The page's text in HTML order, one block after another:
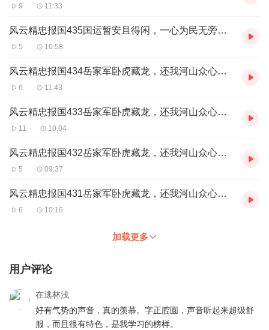
创作团队：
北冥先生简介：指导和监制的历史军事类专辑《汉家四百年》已上
架
展现。非著名演诵家，非著名男一号演员非著名执行导演、非著名
节目主持人。生活本就是一出连续剧，而你就是主角！无论你是
谁？向左，＂北冥先生＂带你演绎完美人生！向右，声音创作更将
使你生活富足！
寻慧说书 演播2 旁白、女角色
生肖虎（第六个本命年），从心所欲不逾矩之演播菜鸟一枚。
9 11:33
风云精忠报国435国运暂安且得闲，一心为民无旁骛（1）
5 10:58
风云精忠报国434岳家军卧虎藏龙，还我河山众心齐（7）
6 11:43
风云精忠报国433岳家军卧虎藏龙，还我河山众心齐（6）
11 10:04
风云精忠报国432岳家军卧虎藏龙，还我河山众心齐（5）
5 09:37
风云精忠报国431岳家军卧虎藏龙，还我河山众心齐（4）
6 10:16
加载更多
用户评论
在逃林浅
好有气势的声音，真的羡慕。字正腔圆，声音听起来超级舒
服，而且很有特色，是我学习的榜样。